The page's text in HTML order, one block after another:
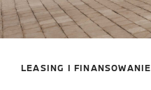
LEASING I FINANSOWANIE